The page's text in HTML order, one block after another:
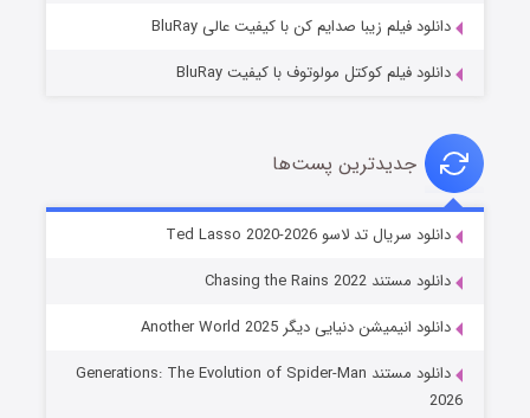
خاندان اژدها فصل ۳
دانلود فیلم زیبا صدایم کن با کیفیت عالی BluRay
دانلود فیلم کوکتل مولوتوف با کیفیت BluRay
جدیدترین پست‌ها
دانلود سریال تد لاسو Ted Lasso 2020-2026
دانلود مستند Chasing the Rains 2022
دانلود انیمیشن دنیایی دیگر Another World 2025
دانلود مستند Generations: The Evolution of Spider-Man
2026